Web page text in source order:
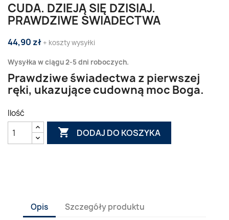
CUDA. DZIEJĄ SIĘ DZISIAJ.
PRAWDZIWE SWIADECTWA
44,90 zł + koszty wysyłki
Wysyłka w ciągu 2-5 dni roboczych.
Prawdziwe świadectwa z pierwszej
ręki, ukazujące cudowną moc Boga.
Ilość
 DODAJ DO KOSZYKA
Opis Szczegóły produktu